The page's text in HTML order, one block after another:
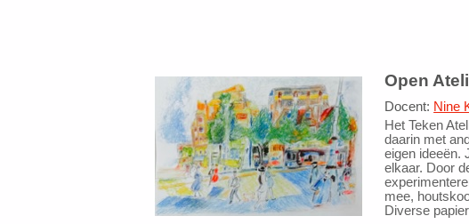
Open
Docent: Nine
Het Teken
daarin met
eigen ideeën.
elkaar. Door
mee,
Diverse